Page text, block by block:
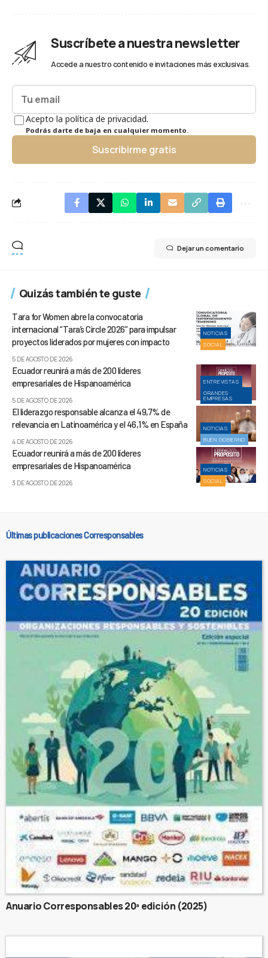
Suscríbete a nuestra newsletter
Accede a nuestro contenido e invitaciones más exclusivas.
Acepto la política de privacidad.
Podrás darte de baja en cualquier momento.
Suscribirme gratis
Dejar un comentario
Quizás también te guste
NOTICIAS
SOCIAL
Tara for Women abre la convocatoria
internacional “Tara’s Circle 2026” para impulsar
proyectos liderados por mujeres con impacto
5 DE AGOSTO DE 2026
ENTREVISTAS
GRANDES
EMPRESAS
Ecuador reunirá a más de 200 líderes
empresariales de Hispanoamérica
5 DE AGOSTO DE 2026
NOTICIAS
BUEN GOBIERNO
El liderazgo responsable alcanza el 49,7% de
relevancia en Latinoamérica y el 46,1% en España
4 DE AGOSTO DE 2026
NOTICIAS
SOCIAL
Ecuador reunirá a más de 200 líderes
empresariales de Hispanoamérica
3 DE AGOSTO DE 2026
Últimas publicaciones Corresponsables
Anuario Corresponsables 20ª edición (2025)